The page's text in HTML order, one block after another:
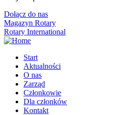
Dołącz do nas
Magazyn Rotary
Rotary International
Start
Aktualności
O nas
Zarząd
Członkowie
Dla członków
Kontakt